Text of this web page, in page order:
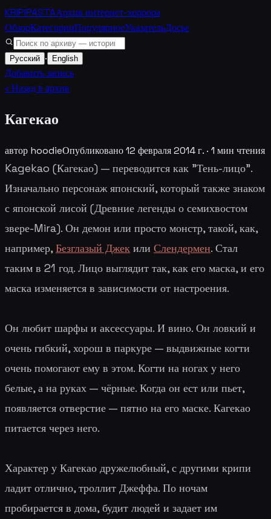
KRIPIPASTAАрхив интернет-хоррора
ОбзорКатегорииПопулярноеУказательДосье
Русский · English
Добавить запись
‹ Назад в архив
Кагекао
автор hoodieОпубликовано12 февраля 2014 г. · 1 мин чтения
Kagekao (Кагекао) — переводится как "Тень-лицо".
Изначально персонаж японский, который также знаком
с японской лисой (Древние легенды о семихвостом
звере-Mira). Он демон или просто монстр, такой, как,
например, Безглазый Джек или Слендермен. Стал
таким в 21 год. Лицо выглядит так, как его маска, и его
маска изменяется в зависимости от настроения.
Он любит шарфы и аксессуары. И вино. Он ловкий и
очень гибкий, хорош в паркуре — выдвижные когти
очень помогают ему в этом. Когти на ногах у него
белые, а на руках — чёрные. Когда он ест или пьет,
появляется отверстие — пятно на его маске. Кагекао
питается через него.
Характер у Кагекао дружелюбный, с другими крипи
ладит отлично, троллит Джеффа. По ночам
пробирается в дома, будит людей и задает им